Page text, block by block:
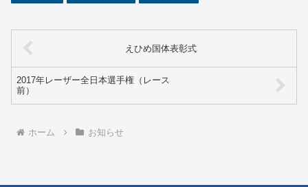
えひめ国体表彰式
2017年レーザー全日本選手権（レース
前）
ホーム お知らせ